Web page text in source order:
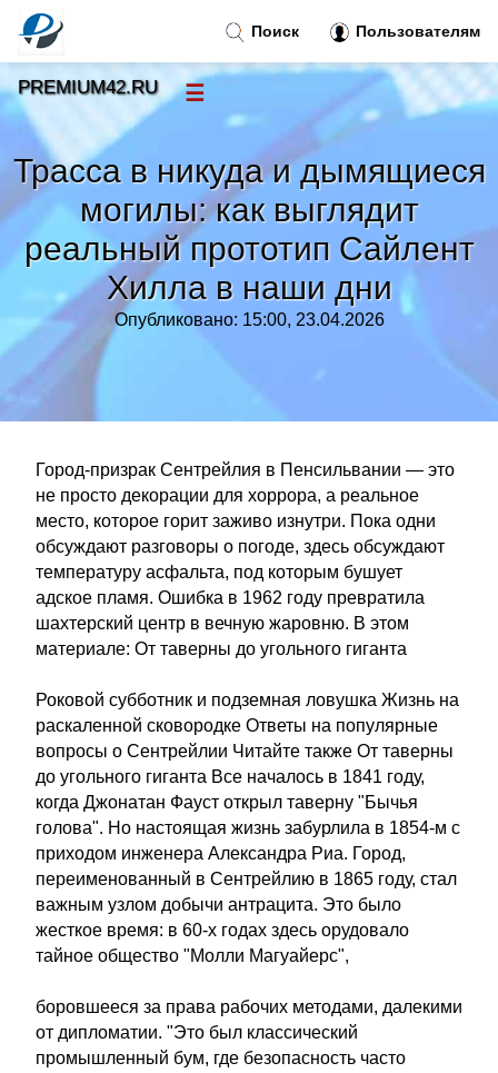
Трасса в никуда и дымящиеся
могилы: как выглядит
реальный прототип Сайлент
Хилла в наши дни
Опубликовано: 15:00, 23.04.2026
Город-призрак Сентрейлия в Пенсильвании — это
не просто декорации для хоррора, а реальное
место, которое горит заживо изнутри. Пока одни
обсуждают разговоры о погоде, здесь обсуждают
температуру асфальта, под которым бушует
адское пламя. Ошибка в 1962 году превратила
шахтерский центр в вечную жаровню. В этом
материале: От таверны до угольного гиганта
Роковой субботник и подземная ловушка Жизнь на
раскаленной сковородке Ответы на популярные
вопросы о Сентрейлии Читайте также От таверны
до угольного гиганта Все началось в 1841 году,
когда Джонатан Фауст открыл таверну "Бычья
голова". Но настоящая жизнь забурлила в 1854-м с
приходом инженера Александра Риа. Город,
переименованный в Сентрейлию в 1865 году, стал
важным узлом добычи антрацита. Это было
жесткое время: в 60-х годах здесь орудовало
тайное общество "Молли Магуайерс",
боровшееся за права рабочих методами, далекими
от дипломатии. "Это был классический
промышленный бум, где безопасность часто
Поиск Пользователям
PREMIUM42.RU ☰
Тренды новостей»
Рубрики »
Правила »